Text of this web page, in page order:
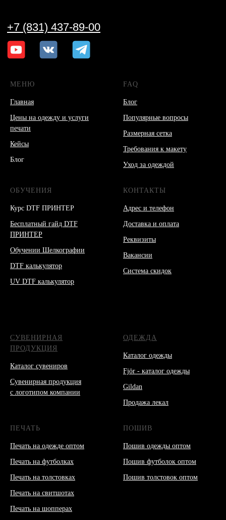
МЕНЮ
Главная
Цены на одежду и услуги
печати
Кейсы
Блог
FAQ
Блог
Популярные вопросы
Размерная сетка
Требования к макету
Уход за одеждой
ОБУЧЕНИЯ
Курс DTF ПРИНТЕР
Бесплатный гайд DTF
ПРИНТЕР
Обучении Шелкографии
DTF калькулятор
UV DTF калькулятор
КОНТАКТЫ
Адрес и телефон
Доставка и оплата
Реквизиты
Вакансии
Система скидок
СУВЕНИРНАЯ
ПРОДУКЦИЯ
Каталог сувениров
Сувенирная продукция
с логотипом компании
ОДЕЖДА
Каталог одежды
Fjör - каталог одежды
Gildan
Продажа лекал
ПЕЧАТЬ
Печать на одежде оптом
Печать на футболках
Печать на толстовках
Печать на свитшотах
Печать на шопперах
ПОШИВ
Пошив одежды оптом
Пошив футболок оптом
Пошив толстовок оптом